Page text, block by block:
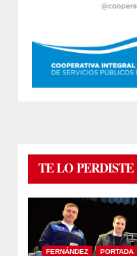
TE LO PERDISTE
FERNÁNDEZ PORTADA